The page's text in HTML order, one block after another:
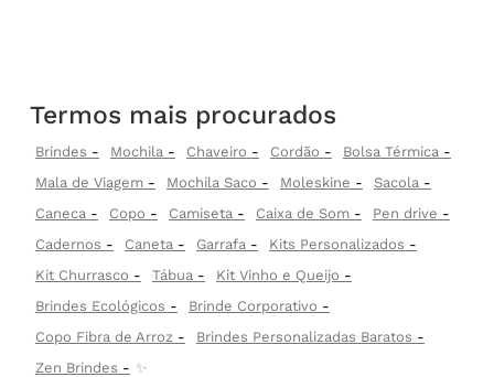
Termos mais procurados
Brindes Mochila Chaveiro Cordão
Bolsa Térmica
Mala de Viagem
Mochila Saco Moleskine
Sacola
Caneca
Copo Camiseta Caixa de Som
Pen drive
Cadernos
Caneta Garrafa
Kits Personalizados
Kit Churrasco
Tábua
Kit Vinho e Queijo
Brindes Ecológicos
Brinde Corporativo
Copo Fibra de Arroz
Brindes Personalizadas Baratos
Zen Brindes
✨